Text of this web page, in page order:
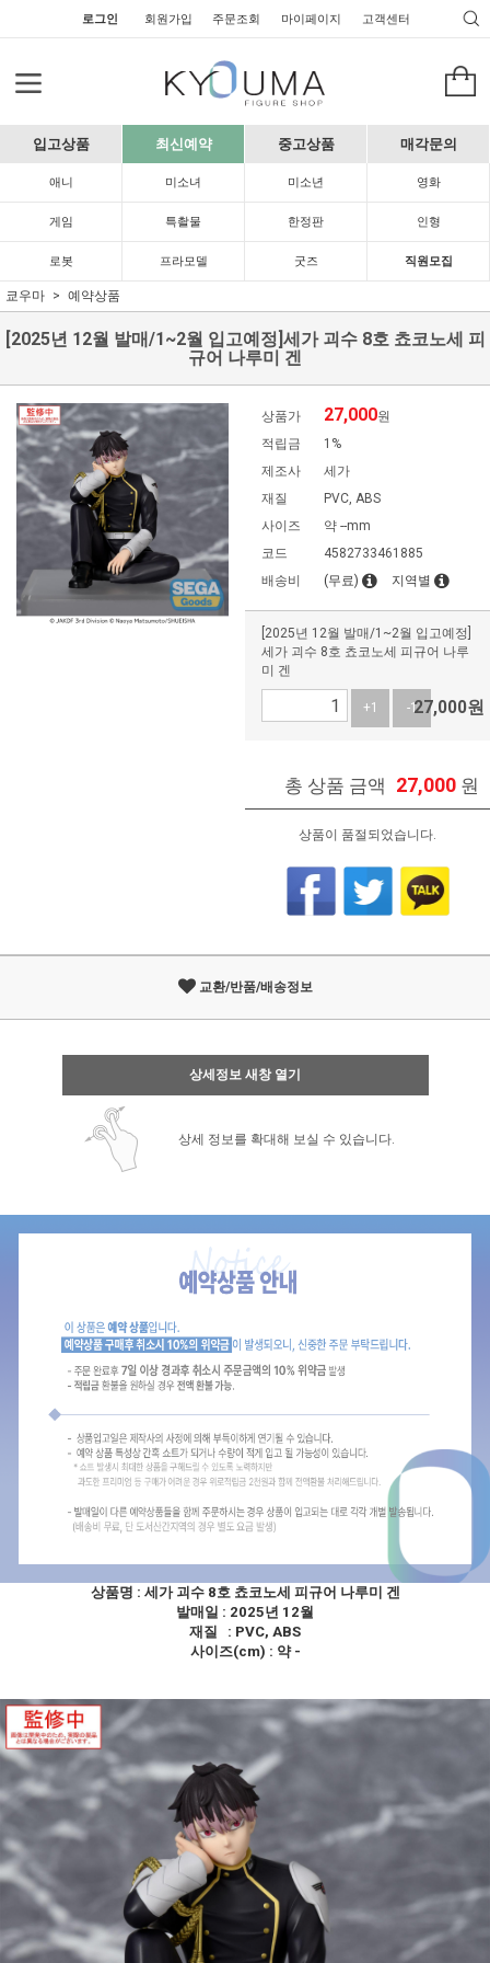
로그인 회원가입 주문조회 마이페이지 고객센터
입고상품 최신예약 중고상품 매각문의
애니 미소녀 미소년 영화
게임 특촬물 한정판 인형
로봇 프라모델 굿즈 직원모집
쿄우마 예약상품
[2025년 12월 발매/1~2월 입고예정]세가 괴수 8호 쵸코노세 피
규어 나루미 겐
상품가 27,000원
적립금
1%
제조사
세가
재질
PVC, ABS
사이즈
약 --mm
코드
4582733461885
배송비
(무료) 지역별
[2025년 12월 발매/1~2월 입고예정]
세가 괴수 8호 쵸코노세 피규어 나루
미 겐
+1 -127,000원
총 상품 금액 27,000 원
상품이 품절되었습니다.
교환/반품/배송정보
상세정보 새창 열기
상세 정보를 확대해 보실 수 있습니다.
상품명 : 세가 괴수 8호 쵸코노세 피규어 나루미 겐
발매일 : 2025년 12월
재질 : PVC, ABS
사이즈(cm) : 약 -